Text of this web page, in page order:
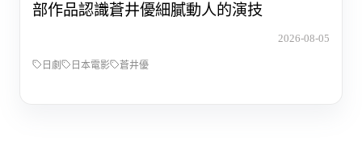
部作品認識蒼井優細膩動人的演技
2026-08-05
日劇 日本電影 蒼井優